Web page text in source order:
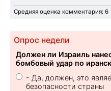
Средняя оценка комментария: 6
Опрос недели
Должен ли Израиль
бомбовый удар по
- Да, должен, это
безопасности страны